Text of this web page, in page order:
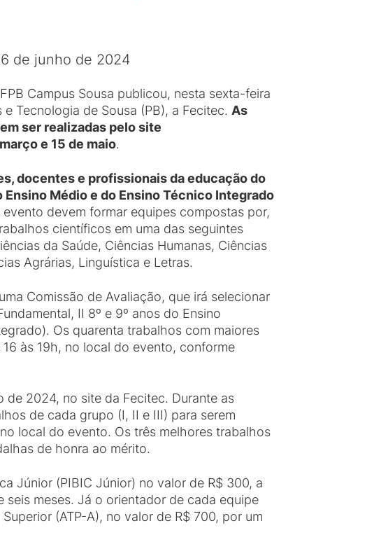
de junho de 2024
Campus Sousa publicou, nesta sexta-feira
Tecnologia de Sousa (PB), a Fecitec. As
ser realizadas pelo site
e 15 de maio.
docentes e profissionais da educação do
Ensino Médio e do Ensino Técnico Integrado
devem formar equipes compostas por,
científicos em uma das seguintes
da Saúde, Ciências Humanas, Ciências
Agrárias, Linguística e Letras.
Comissão de Avaliação, que irá selecionar
II 8º e 9º anos do Ensino
Os quarenta trabalhos com maiores
às 19h, no local do evento, conforme
2024, no site da Fecitec. Durante as
de cada grupo (I, II e III) para serem
local do evento. Os três melhores trabalhos
de honra ao mérito.
Júnior (PIBIC Júnior) no valor de R$ 300, a
meses. Já o orientador de cada equipe
(ATP-A), no valor de R$ 700, por um